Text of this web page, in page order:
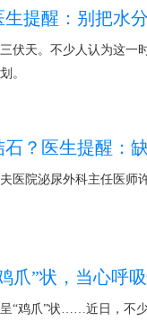
提醒：别把水
伏天。不少人认为这一
。
？医生提醒：
医院泌尿外科主任医师
爪”状，当心呼
“鸡爪”状……近日，不